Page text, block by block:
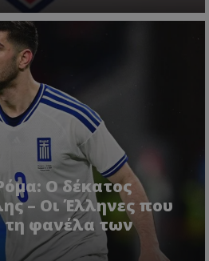
Ο δέκατος
– Οι Έλληνες που
τη φανέλα των